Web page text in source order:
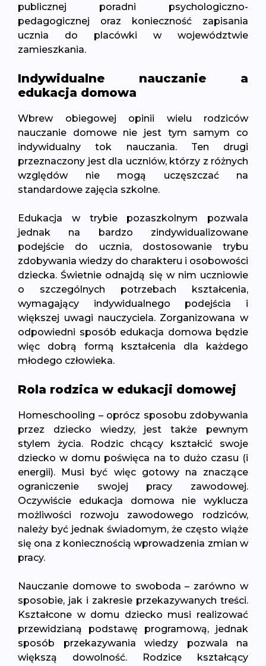
publicznej poradni psychologiczno-
pedagogicznej oraz konieczność zapisania
ucznia do placówki w województwie
zamieszkania.
Indywidualne nauczanie a
edukacja domowa
Wbrew obiegowej opinii wielu rodziców
nauczanie domowe nie jest tym samym co
indywidualny tok nauczania. Ten drugi
przeznaczony jest dla uczniów, którzy z różnych
względów nie mogą uczęszczać na
standardowe zajęcia szkolne.
Edukacja w trybie pozaszkolnym pozwala
jednak na bardzo zindywidualizowane
podejście do ucznia, dostosowanie trybu
zdobywania wiedzy do charakteru i osobowości
dziecka. Świetnie odnajdą się w nim uczniowie
o szczególnych potrzebach kształcenia,
wymagający indywidualnego podejścia i
większej uwagi nauczyciela. Zorganizowana w
odpowiedni sposób edukacja domowa będzie
więc dobrą formą kształcenia dla każdego
młodego człowieka.
Rola rodzica w edukacji domowej
Homeschooling – oprócz sposobu zdobywania
przez dziecko wiedzy, jest także pewnym
stylem życia. Rodzic chcący kształcić swoje
dziecko w domu poświęca na to dużo czasu (i
energii). Musi być więc gotowy na znaczące
ograniczenie swojej pracy zawodowej.
Oczywiście edukacja domowa nie wyklucza
możliwości rozwoju zawodowego rodziców,
należy być jednak świadomym, że często wiąże
się ona z koniecznością wprowadzenia zmian w
pracy.
Nauczanie domowe to swoboda – zarówno w
sposobie, jak i zakresie przekazywanych treści.
Kształcone w domu dziecko musi realizować
przewidzianą podstawę programową, jednak
sposób przekazywania wiedzy pozwala na
większą dowolność. Rodzice kształcący